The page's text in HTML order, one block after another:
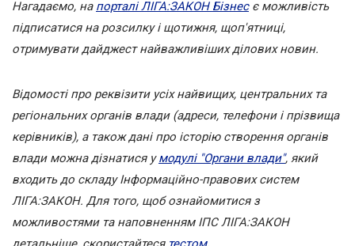
Нагадаємо, на порталі ЛІГА:ЗАКОН Бізнесє можливість
підписатися на розсилку і щотижня, щоп'ятниці,
отримувати дайджест найважливіших ділових новин.
Відомості про реквізити усіх найвищих, центральних та
регіональних органів влади (адреси, телефони і прізвища
керівників), а також дані про історію створення органів
влади можна дізнатися умодулі "Органи влади", який
входить до складу Інформаційно-правових систем
ЛІГА:ЗАКОН. Для того, щоб ознайомитися з
можливостями та наповненням ІПС ЛІГА:ЗАКОН